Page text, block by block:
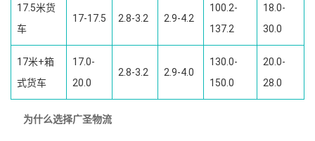
17.5米货
车
17-17.5 2.8-3.2 2.9-4.2
100.2-
137.2
18.0-
30.0
17米+箱
式货车
17.0-
20.0
2.8-3.2 2.9-4.0
130.0-
150.0
20.0-
28.0
为什么选择广圣物流